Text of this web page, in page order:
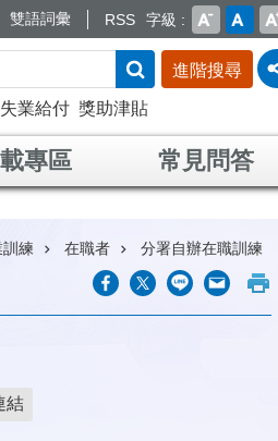
雙語詞彙 RSS 字級
進階搜尋
失業給付 獎助津貼
專區 常見問答
練 在職者 分署自辦在職訓練
結